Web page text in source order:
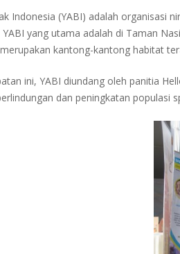
Indonesia (YABI) adalah organisasi
yang utama adalah di Taman
kantong-kantong habitat
ini, YABI diundang oleh panitia
dan peningkatan populasi